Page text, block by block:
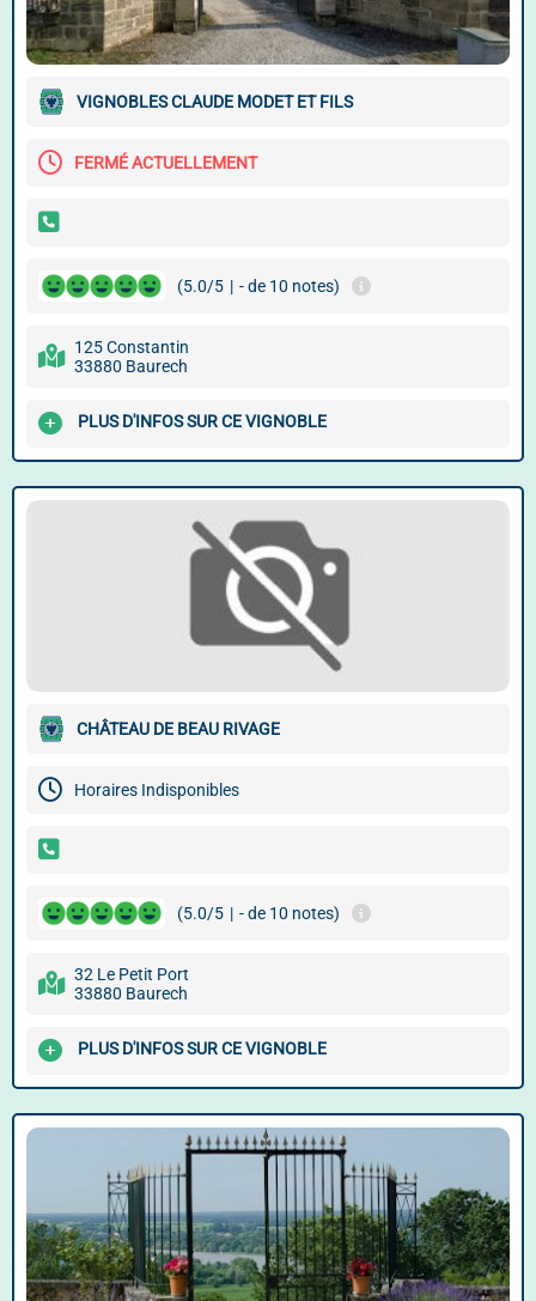
VIGNOBLES CLAUDE MODET ET FILS
FERMÉ ACTUELLEMENT
(5.0/5 | - de 10 notes)
125 Constantin
33880 Baurech
PLUS D'INFOS SUR CE VIGNOBLE
CHÂTEAU DE BEAU RIVAGE
Horaires Indisponibles
(5.0/5 | - de 10 notes)
32 Le Petit Port
33880 Baurech
PLUS D'INFOS SUR CE VIGNOBLE